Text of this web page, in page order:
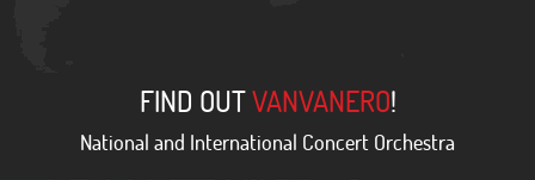
FIND OUTVANVANERO!
National and International Concert Orchestra